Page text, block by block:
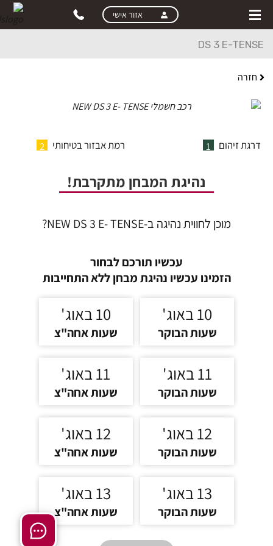
skip
content
אזור אישי
DS 3 E-TENSE
חזרה
דרגת זיהום 1 רמת אבזור בטיחותי 2
נהיגת המבחן מתקרבת!
מוכן לחווית נהיגה ב-NEW DS 3 E- TENSE?
עכשיו תורכם לבחור
הזמינו עכשיו נהיגת מבחן ללא התחייבות
10 באוג'
שעות הבוקר
10 באוג'
שעות אחה"צ
11 באוג'
שעות הבוקר
11 באוג'
שעות אחה"צ
12 באוג'
שעות הבוקר
12 באוג'
שעות אחה"צ
13 באוג'
שעות הבוקר
13 באוג'
שעות אחה"צ